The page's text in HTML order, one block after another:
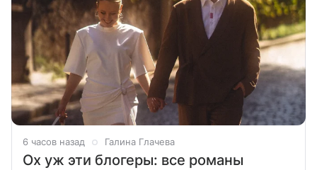
6 часов назад Галина Глачева
Ох уж эти блогеры: все романы